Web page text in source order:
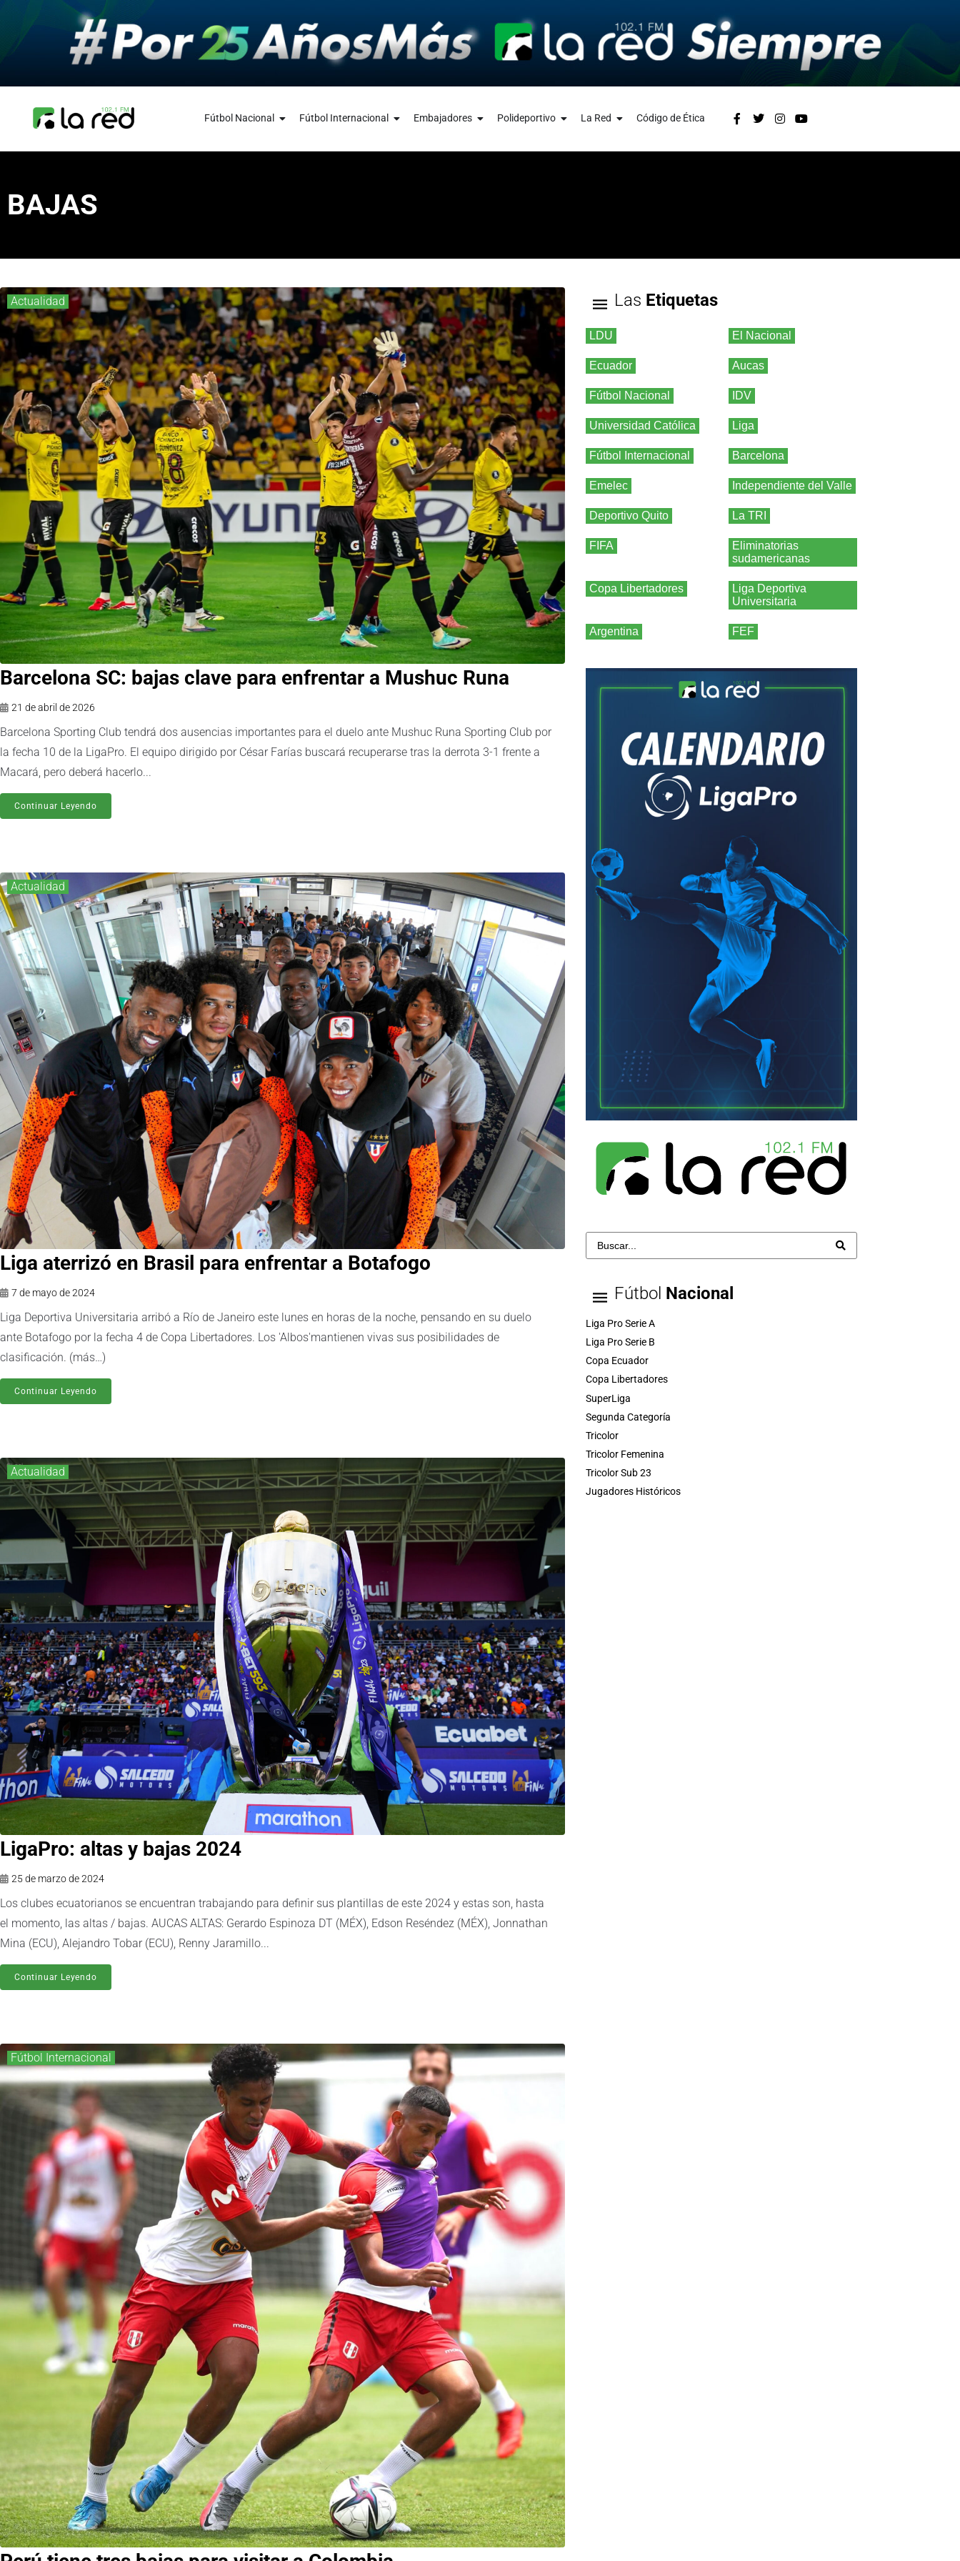
Fútbol Nacional Fútbol Internacional Embajadores Polideportivo La Red Código de Ética
BAJAS
Actualidad
Barcelona SC: bajas clave para enfrentar a Mushuc Runa
21 de abril de 2026
Barcelona Sporting Club tendrá dos ausencias importantes para el duelo ante Mushuc Runa Sporting Club por
la fecha 10 de la LigaPro. El equipo dirigido por César Farías buscará recuperarse tras la derrota 3-1 frente a
Macará, pero deberá hacerlo...
Continuar Leyendo
Actualidad
Liga aterrizó en Brasil para enfrentar a Botafogo
7 de mayo de 2024
Liga Deportiva Universitaria arribó a Río de Janeiro este lunes en horas de la noche, pensando en su duelo
ante Botafogo por la fecha 4 de Copa Libertadores. Los 'Albos'mantienen vivas sus posibilidades de
clasificación. (más…)
Continuar Leyendo
Actualidad
LigaPro: altas y bajas 2024
25 de marzo de 2024
Los clubes ecuatorianos se encuentran trabajando para definir sus plantillas de este 2024 y estas son, hasta
el momento, las altas / bajas. AUCAS ALTAS: Gerardo Espinoza DT (MÉX), Edson Reséndez (MÉX), Jonnathan
Mina (ECU), Alejandro Tobar (ECU), Renny Jaramillo...
Continuar Leyendo
Fútbol Internacional
Las Etiquetas
LDU El Nacional
Ecuador Aucas
Fútbol Nacional IDV
Universidad Católica Liga
Fútbol Internacional Barcelona
Emelec Independiente del Valle
Deportivo Quito La TRI
FIFA
Eliminatorias
sudamericanas
Copa Libertadores
Liga Deportiva
Universitaria
Argentina FEF
Fútbol Nacional
Liga Pro Serie A
Liga Pro Serie B
Copa Ecuador
Copa Libertadores
SuperLiga
Segunda Categoría
Tricolor
Tricolor Femenina
Tricolor Sub 23
Jugadores Históricos